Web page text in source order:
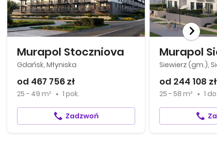
Murapol Stoczniova
Gdańsk, Młyniska
od 467 756 zł
25 - 49 m² 1 pok.
Zadzwoń
Siewierz (gm.),
od 244 108 zł
25 - 58 m² 1